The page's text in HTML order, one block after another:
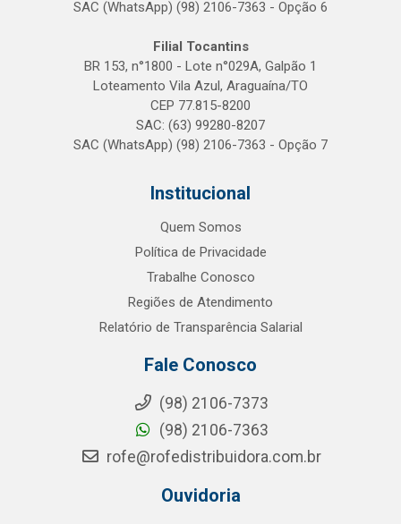
SAC (WhatsApp) (98) 2106-7363 - Opção 6
Filial Tocantins
BR 153, n°1800 - Lote n°029A, Galpão 1
Loteamento Vila Azul, Araguaína/TO
CEP 77.815-8200
SAC: (63) 99280-8207
SAC (WhatsApp) (98) 2106-7363 - Opção 7
Institucional
Quem Somos
Política de Privacidade
Trabalhe Conosco
Regiões de Atendimento
Relatório de Transparência Salarial
Fale Conosco
(98) 2106-7373
(98) 2106-7363
rofe@rofedistribuidora.com.br
Ouvidoria